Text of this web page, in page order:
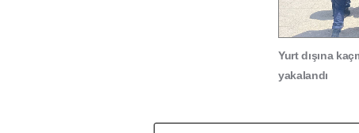
Yurt dışına
yakalandı